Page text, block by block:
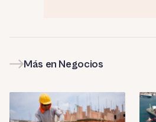
Más en Negocios